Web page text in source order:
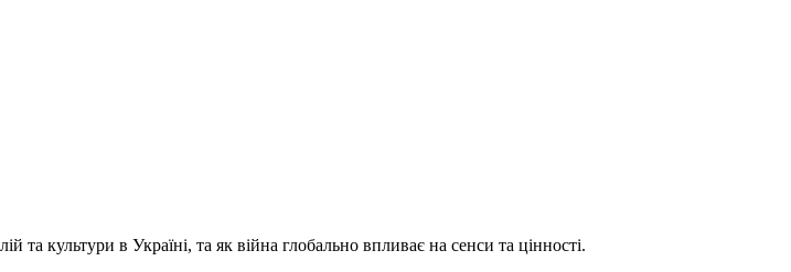
та культури в Україні, та як війна глобально впливає на сенси та цінності.